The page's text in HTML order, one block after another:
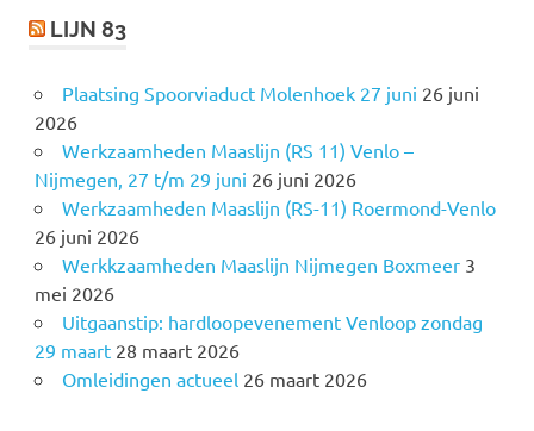
LIJN 83
Plaatsing Spoorviaduct Molenhoek 27 juni 26 juni
2026
Werkzaamheden Maaslijn (RS 11) Venlo –
Nijmegen, 27 t/m 29 juni 26 juni 2026
Werkzaamheden Maaslijn (RS-11) Roermond-Venlo
26 juni 2026
Werkkzaamheden Maaslijn Nijmegen Boxmeer 3
mei 2026
Uitgaanstip: hardloopevenement Venloop zondag
29 maart 28 maart 2026
Omleidingen actueel 26 maart 2026